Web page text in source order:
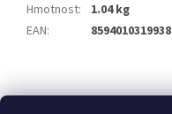
Hmotnost:
1.04 kg
EAN: 8594010319938
á